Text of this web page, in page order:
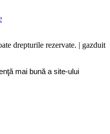
drepturile rezervate. | gazduit
mai bună a site-ului